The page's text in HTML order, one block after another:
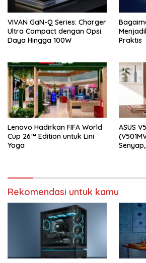
VIVAN GaN-Q Series: Charger
Ultra Compact dengan Opsi
Daya Hingga 100W
Praktis
Lenovo Hadirkan FIFA World
Cup 26™ Edition untuk Lini
Yoga
ASUS
Rekomendasi untuk kamu